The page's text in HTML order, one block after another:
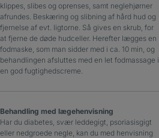
klippes, slibes og oprenses, samt neglehjørner
afrundes. Beskæring og slibning af hård hud og
fjernelse af evt. ligtorne. Så gives en skrub, for
at fjerne de døde hudceller. Herefter lægges en
fodmaske, som man sidder med i ca. 10 min, og
behandlingen afsluttes med en let fodmassage i
en god fugtighedscreme.
Behandling med lægehenvisning
Har du diabetes, svær leddegigt, psoriasisgigt
eller nedgroede negle, kan du med henvisning